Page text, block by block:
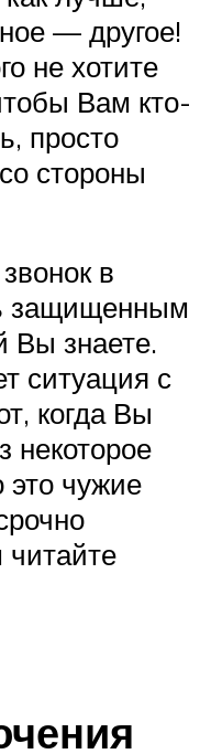
— другое!
не хотите
Вам кто-
просто
стороны
в
защищенным
Вы знаете.
ситуация с
когда Вы
некоторое
это чужие
читайте